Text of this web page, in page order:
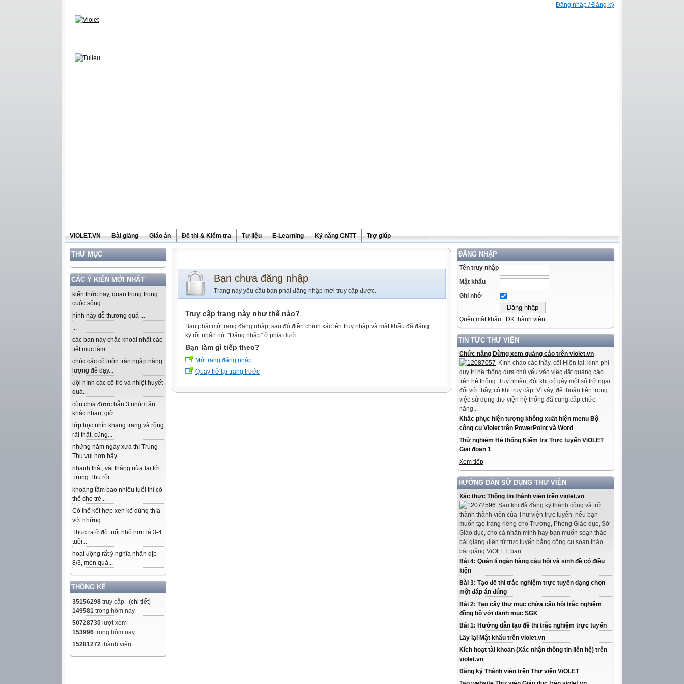
Đăng nhập / Đăng ký
ViOLET.VN Bài giảng Giáo án Đề thi & Kiểm tra Tư liệu E-Learning Kỹ năng CNTT Trợ giúp
THƯ MỤC
CÁC Ý KIẾN MỚI NHẤT
kiến thức hay, quan trọng trong
cuộc sống...
hình này dễ thương quá ...
...
các bạn này chắc khoái nhất các
tiết mục làm...
chúc các cô luôn tràn ngập năng
lượng để dạy...
đội hình các cô trẻ và nhiệt huyết
quá...
còn chia được hẳn 3 nhóm ăn
khác nhau, giờ...
lớp học nhìn khang trang và rộng
rãi thật, cũng...
những năm ngày xưa thì Trung
Thu vui hơn bây...
nhanh thật, vài tháng nữa lại tới
Trung Thu rồi...
khoảng tầm bao nhiêu tuổi thì có
thể cho trẻ...
Có thể kết hợp xen kẽ dùng thìa
với những...
Thực ra ở độ tuổi nhỏ hơn là 3-4
tuổi...
hoạt động rất ý nghĩa nhân dịp
8/3, món quà...
THỐNG KÊ
35156298 truy cập (chi tiết)
149581 trong hôm nay
50728730 lượt xem
153996 trong hôm nay
15281272 thành viên
ĐĂNG NHẬP
Tên truy nhập
Mật khẩu
Ghi nhớ
Quên mật khẩu ĐK thành viên
TIN TỨC THƯ VIỆN
Chức năng Dừng xem quảng cáo trên violet.vn
Kính chào các thầy, cô! Hiện tại, kinh phí
duy trì hệ thống dựa chủ yếu vào việc đặt quảng cáo
trên hệ thống. Tuy nhiên, đôi khi có gây một số trở ngại
đối với thầy, cô khi truy cập. Vì vậy, để thuận tiện trong
việc sử dụng thư viện hệ thống đã cung cấp chức
năng...
Khắc phục hiện tượng không xuất hiện menu Bộ
công cụ Violet trên PowerPoint và Word
Thử nghiệm Hệ thống Kiểm tra Trực tuyến ViOLET
Giai đoạn 1
Xem tiếp
HƯỚNG DẪN SỬ DỤNG THƯ VIỆN
Xác thực Thông tin thành viên trên violet.vn
Sau khi đã đăng ký thành công và trở
thành thành viên của Thư viện trực tuyến, nếu bạn
muốn tạo trang riêng cho Trường, Phòng Giáo dục, Sở
Giáo dục, cho cá nhân mình hay bạn muốn soạn thảo
bài giảng điện tử trực tuyến bằng công cụ soạn thảo
bài giảng ViOLET, bạn...
Bài 4: Quản lí ngân hàng câu hỏi và sinh đề có điều
kiện
Bài 3: Tạo đề thi trắc nghiệm trực tuyến dạng chọn
một đáp án đúng
Bài 2: Tạo cây thư mục chứa câu hỏi trắc nghiệm
đồng bộ với danh mục SGK
Bài 1: Hướng dẫn tạo đề thi trắc nghiệm trực tuyến
Lấy lại Mật khẩu trên violet.vn
Kích hoạt tài khoản (Xác nhận thông tin liên hệ) trên
violet.vn
Đăng ký Thành viên trên Thư viện ViOLET
Bạn chưa đăng nhập
Trang này yêu cầu bạn phải đăng nhập mới truy cập được.
Truy cập trang này như thế nào?
Bạn phải mở trang đăng nhập, sau đó điền chính xác tên truy nhập và mật khẩu đã đăng
ký rồi nhấn nút "Đăng nhập" ở phía dưới.
Bạn làm gì tiếp theo?
Mở trang đăng nhập
Quay trở lại trang trước